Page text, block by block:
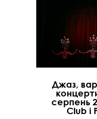
Джаз,
серпень
Club і